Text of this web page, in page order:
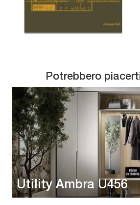
Potrebbero
Utility Ambra U456